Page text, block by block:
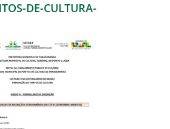
DE-CULTURA-